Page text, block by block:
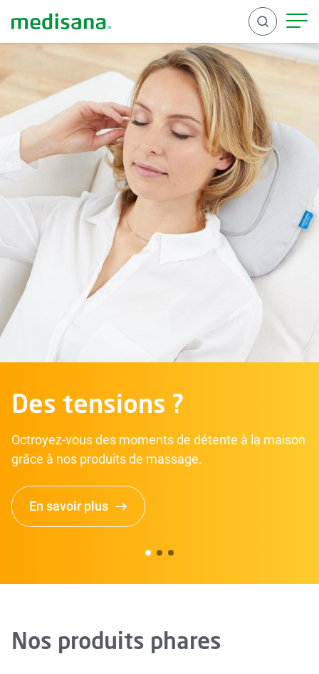
Rechercher
Des tensions ?
Octroyez-vous des moments de détente à la maison
grâce à nos produits de massage.
En savoir plus
Nos produits phares